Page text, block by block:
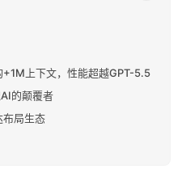
上下文，性能超越GPT-5.5
的颠覆者
布局生态